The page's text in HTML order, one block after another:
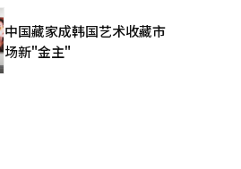
中国藏家成韩国艺术收藏市
场新"金主"